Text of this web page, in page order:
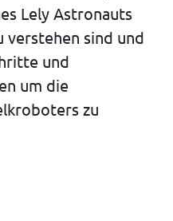
Lely Astronauts
verstehen sind und
und
um die
zu